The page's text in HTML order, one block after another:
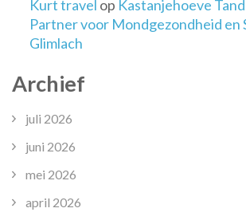
Kurt travel op Kastanjehoeve
Partner voor Mondgezondheid en
Glimlach
Archief
juli 2026
juni 2026
mei 2026
april 2026